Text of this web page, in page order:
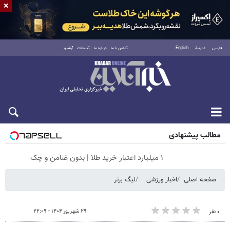
فارسی العربية English تماس با ما درباره ما تبلیغات آرشیو
پنجشنبه ۱۵ مرداد ۱۴۰۵
مطالب پیشنهادی
۱ میلیارد اعتبار خرید طلا | بدون ضامن و چک
صفحه اصلی اخبار ورزشی لیگ برتر
۰ نفر ۲۹ شهریور ۱۴۰۴ - ۲۲:۰۹
×